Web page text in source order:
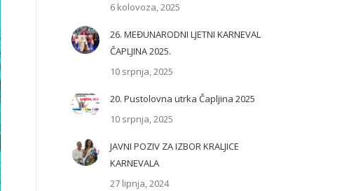
6 kolovoza, 2025
26. MEĐUNARODNI LJETNI KARNEVAL
ČAPLJINA 2025.
10 srpnja, 2025
20. Pustolovna utrka Čapljina 2025
10 srpnja, 2025
JAVNI POZIV ZA IZBOR KRALJICE
KARNEVALA
27 lipnja, 2024